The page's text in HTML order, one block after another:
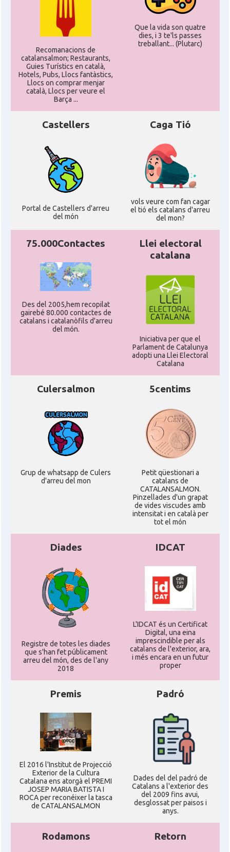
Recomanacions de
catalansalmon; Restaurants,
Guies Turístics en català,
Hotels, Pubs, Llocs fantàstics,
Llocs on comprar menjar
català, Llocs per veure el
Barça ...
Que la vida son quatre
dies, i 3 te'ls passes
treballant... (Plutarc)
Castellers
Portal de Castellers d'arreu
del món
Caga Tió
vols veure com fan cagar
el tió els catalans d'arreu
del mon?
75.000Contactes
Des del 2005,hem recopilat
gairebé 80.000 contactes de
catalans i catalanòfils d'arreu
del món.
Llei electoral
catalana
Iniciativa per que el
Parlament de Catalunya
adopti una Llei Electoral
Catalana
Culersalmon
Grup de whatsapp de Culers
d'arreu del mon
5centims
Petit qüestionari a
catalans de
CATALANSALMON.
Pinzellades d'un grapat
de vides viscudes amb
intensitat i en català per
tot el món
Diades
Registre de totes les diades
que s'han fet públicament
arreu del món, des de l'any
2018
IDCAT
L'IDCAT és un Certificat
Digital, una eina
imprescindible per als
catalans de l'exterior, ara,
i més encara en un futur
proper
Premis
El 2016 l'Institut de Projecció
Exterior de la Cultura
Catalana ens atorgà el PREMI
JOSEP MARIA BATISTA I
ROCA per reconéixer la tasca
de CATALANSALMON
Padró
Dades del del padró de
Catalans a l'exterior des
del 2009 fins avui,
desglossat per paisos i
anys.
Rodamons Retorn